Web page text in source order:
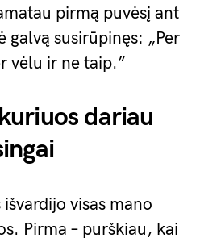
pirmą puvėsį ant
galvą susirūpinęs: „Per
vėlu ir ne taip.”
dariau
visas mano
Pirma – purškiau, kai